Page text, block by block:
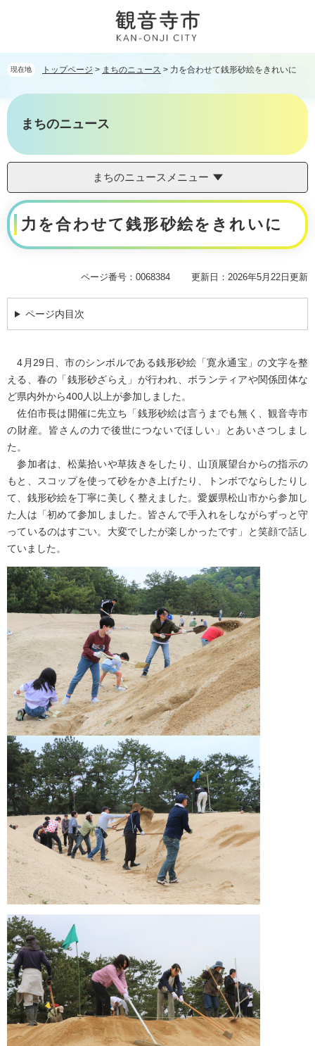
す。
し
本
現在地 トップページ > まちのニュース > 力を合わせて銭形砂絵をきれいに
まちのニュース
まちのニュースメニュー
本
文 力を合わせて銭形砂絵をきれいに
ページ番号：0068384 更新日：2026年5月22日更新
ページ内目次
4月29日、市のシンボルである銭形砂絵「寛永通宝」の文字を整
える、春の「銭形砂ざらえ」が行われ、ボランティアや関係団体な
ど県内外から400人以上が参加しました。
佐伯市長は開催に先立ち「銭形砂絵は言うまでも無く、観音寺市
の財産。皆さんの力で後世につないでほしい」とあいさつしまし
た。
参加者は、松葉拾いや草抜きをしたり、山頂展望台からの指示の
もと、スコップを使って砂をかき上げたり、トンボでならしたりし
て、銭形砂絵を丁寧に美しく整えました。愛媛県松山市から参加し
た人は「初めて参加しました。皆さんで手入れをしながらずっと守
っているのはすごい。大変でしたが楽しかったです」と笑顔で話し
ていました。